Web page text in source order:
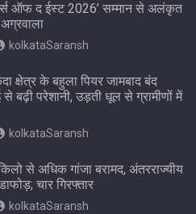
ऑफ द ईस्ट 2026’ सम्मान से अलंकृत
kolkataSaransh
क्षेत्र के बहुला पियर जामबाद बंद
बढ़ी परेशानी, उड़ती धूल से ग्रामीणों में
kolkataSaransh
से अधिक गांजा बरामद, अंतरराज्यीय
चार गिरफ्तार
kolkataSaransh